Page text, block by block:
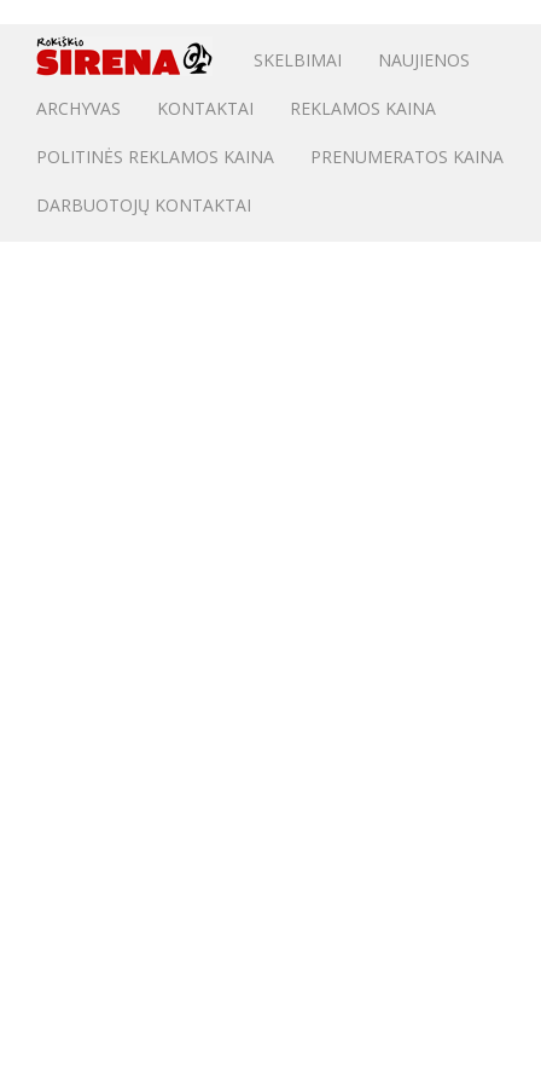
SKELBIMAI NAUJIENOS
ARCHYVAS KONTAKTAI REKLAMOS KAINA
POLITINĖS REKLAMOS KAINA PRENUMERATOS KAINA
DARBUOTOJŲ KONTAKTAI